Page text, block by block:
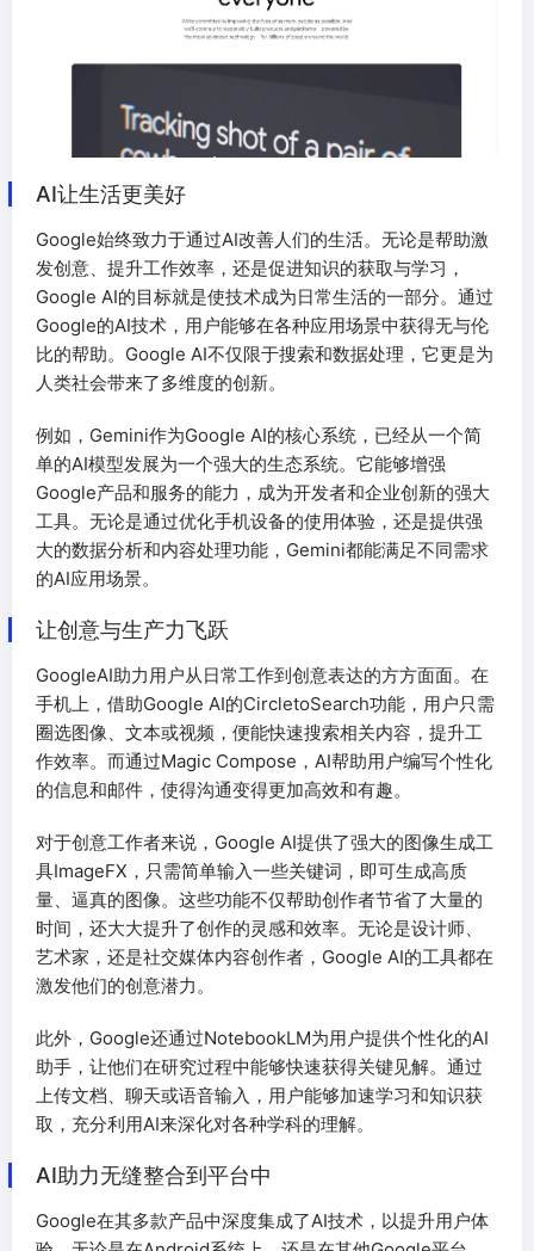
AI让生活更美好
Google始终致力于通过AI改善人们的生活。无论是帮助激
发创意、提升工作效率，还是促进知识的获取与学习，
Google AI的目标就是使技术成为日常生活的一部分。通过
Google的AI技术，用户能够在各种应用场景中获得无与伦
比的帮助。Google AI不仅限于搜索和数据处理，它更是为
人类社会带来了多维度的创新。
例如，Gemini作为Google AI的核心系统，已经从一个简
单的AI模型发展为一个强大的生态系统。它能够增强
Google产品和服务的能力，成为开发者和企业创新的强大
工具。无论是通过优化手机设备的使用体验，还是提供强
大的数据分析和内容处理功能，Gemini都能满足不同需求
的AI应用场景。
让创意与生产力飞跃
GoogleAI助力用户从日常工作到创意表达的方方面面。在
手机上，借助Google AI的CircletoSearch功能，用户只需
圈选图像、文本或视频，便能快速搜索相关内容，提升工
作效率。而通过Magic Compose，AI帮助用户编写个性化
的信息和邮件，使得沟通变得更加高效和有趣。
对于创意工作者来说，Google AI提供了强大的图像生成工
具ImageFX，只需简单输入一些关键词，即可生成高质
量、逼真的图像。这些功能不仅帮助创作者节省了大量的
时间，还大大提升了创作的灵感和效率。无论是设计师、
艺术家，还是社交媒体内容创作者，Google AI的工具都在
激发他们的创意潜力。
此外，Google还通过NotebookLM为用户提供个性化的AI
助手，让他们在研究过程中能够快速获得关键见解。通过
上传文档、聊天或语音输入，用户能够加速学习和知识获
取，充分利用AI来深化对各种学科的理解。
AI助力无缝整合到平台中
Google在其多款产品中深度集成了AI技术，以提升用户体